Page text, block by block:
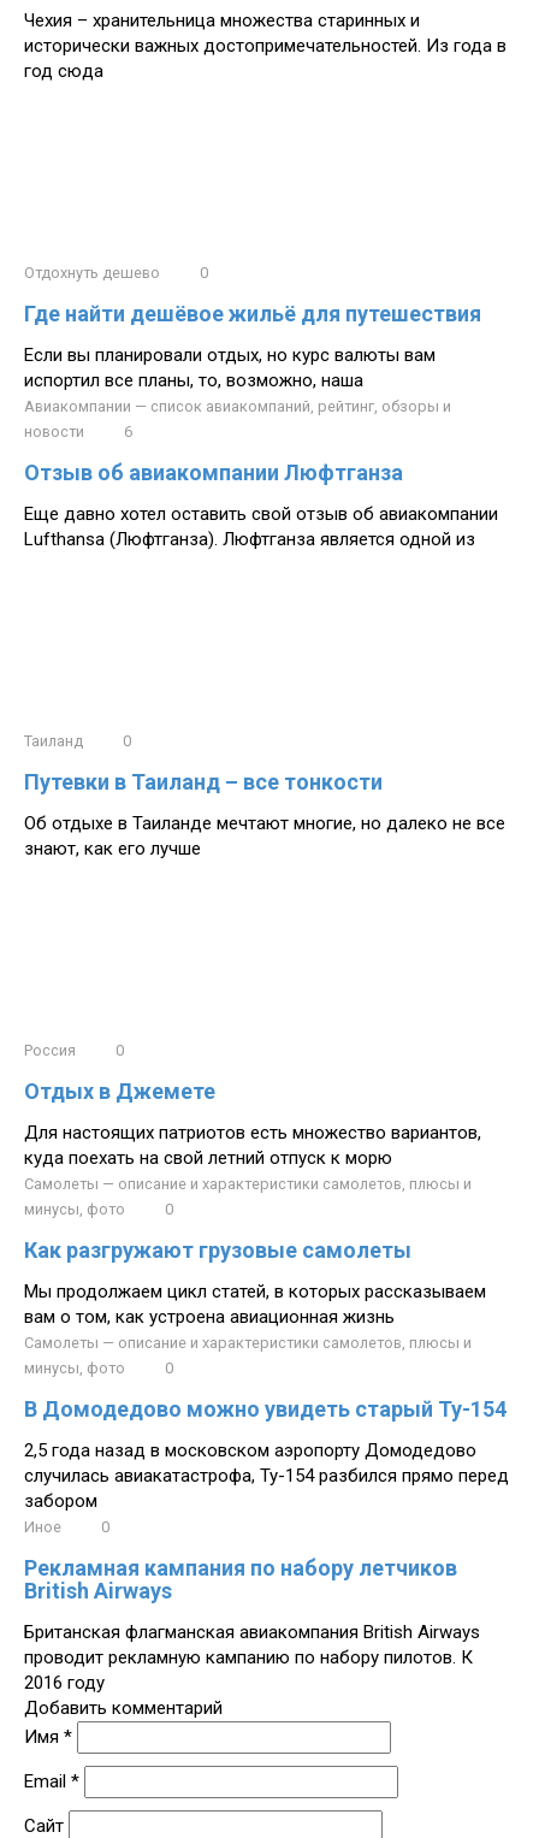
Чехия – хранительница множества старинных и
исторически важных достопримечательностей. Из года в
год сюда
Отдохнуть дешево 0
Где найти дешёвое жильё для путешествия
Если вы планировали отдых, но курс валюты вам
испортил все планы, то, возможно, наша
Авиакомпании — список авиакомпаний, рейтинг, обзоры и
новости
6
Отзыв об авиакомпании Люфтганза
Еще давно хотел оставить свой отзыв об авиакомпании
Lufthansa (Люфтганза). Люфтганза является одной из
Таиланд 0
Путевки в Таиланд – все тонкости
Об отдыхе в Таиланде мечтают многие, но далеко не все
знают, как его лучше
Россия 0
Отдых в Джемете
Для настоящих патриотов есть множество вариантов,
куда поехать на свой летний отпуск к морю
Самолеты — описание и характеристики самолетов, плюсы и
минусы, фото
0
Как разгружают грузовые самолеты
Мы продолжаем цикл статей, в которых рассказываем
вам о том, как устроена авиационная жизнь
Самолеты — описание и характеристики самолетов, плюсы и
минусы, фото
0
В Домодедово можно увидеть старый Ту-154
2,5 года назад в московском аэропорту Домодедово
случилась авиакатастрофа, Ту-154 разбился прямо перед
забором
Иное 0
Рекламная кампания по набору летчиков
British Airways
Британская флагманская авиакомпания British Airways
проводит рекламную кампанию по набору пилотов. К
2016 году
Добавить комментарий
Имя *
Email *
Сайт